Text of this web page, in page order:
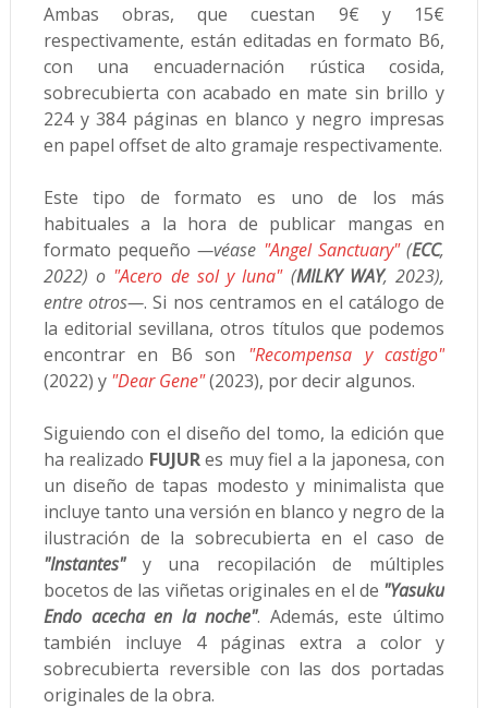
Ambas obras, que cuestan 9€ y 15€
respectivamente, están editadas en formato B6,
con una encuadernación rústica cosida,
sobrecubierta con acabado en mate sin brillo y
224 y 384 páginas en blanco y negro impresas
en papel offset de alto gramaje respectivamente.
Este tipo de formato es uno de los más
habituales a la hora de publicar mangas en
formato pequeño—véase "Angel Sanctuary"(ECC,
2022) o "Acero de sol y luna"(MILKY WAY, 2023),
entre otros—. Si nos centramos en el catálogo de
la editorial sevillana, otros títulos que podemos
encontrar en B6 son "Recompensa y castigo"
(2022) y "Dear Gene"(2023), por decir algunos.
Siguiendo con el diseño del tomo, la edición que
ha realizado FUJURes muy fiel a la japonesa, con
un diseño de tapas modesto y minimalista que
incluye tanto una versión en blanco y negro de la
ilustración de la sobrecubierta en el caso de
"Instantes"y una recopilación de múltiples
bocetos de las viñetas originales en el de "Yasuku
Endo acecha en la noche". Además, este último
también incluye 4 páginas extra a color y
sobrecubierta reversible con las dos portadas
originales de la obra.